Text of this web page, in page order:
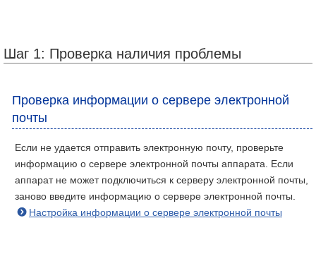
Шаг 1: Проверка наличия проблемы
Проверка информации о сервере электронной
почты
Если не удается отправить электронную почту, проверьте
информацию о сервере электронной почты аппарата. Если
аппарат не может подключиться к серверу электронной почты,
заново введите информацию о сервере электронной почты.
Настройка информации о сервере электронной почты